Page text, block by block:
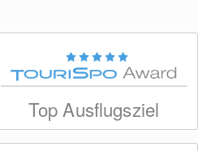
Top Ausflugsziel